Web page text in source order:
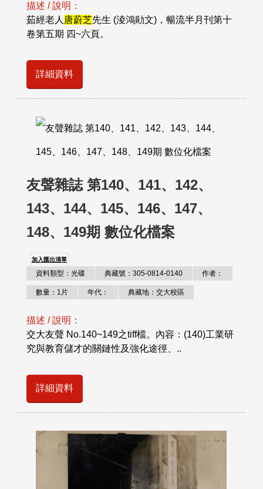
描述 / 說明：
茹經老人唐蔚芝先生 (淩鴻勛文)，暢流半月刊第十
卷第五期 四~六頁。
詳細資料
友聲雜誌 第140、141、142、
143、144、145、146、147、
148、149期 數位化檔案
加入匯出清單
資料類型：光碟 典藏號：305-0814-0140 作者：
數量：1片 年代： 典藏地：交大校區
描述 / 說明：
交大友聲 No.140~149之tiff檔。內容：(140)工業研
究與教育儲才的關鏈性及強化途徑、..
詳細資料